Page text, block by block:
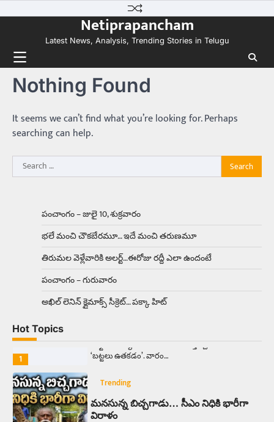
to
Netiprapancham
Latest News, Analysis, Trending Stories in Telugu
Nothing Found
It seems we can’t find what you’re looking for. Perhaps
searching can help.
Search
for:
పంచాంగం – జులై 10, శుక్రవారం
భలే మంచి చౌకబేరమూ… ఇదే మంచి తరుణమూ
తిరుమల వెళ్లేవారికి అలర్ట్‌…ఈరోజు రద్దీ ఎలా ఉందంటే
పంచాంగం – గురువారం
అఖిల్‌ లెనిన్ క్లైమాక్స్‌ సీక్రెట్‌… పక్కా హిట్‌
Hot Topics
కలను నిజం చేసిన కారు ఏదైనా ఉందంటే అది మారుతి
800. ఇప్పుడు…
4
Trending
ఏంది గురూ ఇంత అందంగా ఉన్నాడు…
అమ్మాయిలే కాదు అబ్బాయిలు సైతం
Balachander
అందమైన అమ్మాయిని పుత్తడి బొమ్మఅని లేదా బాపూ
బోమ్మ అని పిలుస్తాం. స్పెయిన్‌ అమ్మాయిలు చాలా
అందంగా ఉంటారనే నానుడి…
Balachander
ఉత్తర ప్రదేశ్‌లోని ఝాన్సీ జిల్లాలో ఒక వింతైన రోడ్డు
ప్రమాదం చోటుచేసుకుంది. ఝాన్సీ–కాన్పూర్ జాతీయ
రహదారిపై వేల సంఖ్యలో బీరు…
1
Trending
అక్కడ ఆదివారం బట్టలు ఉతికితే…జైలుకే
సాఫ్ట్‌వేర్ ఉద్యోగి వరకు అందరికీ గుర్తొచ్చే మొదటి పని
‘బట్టలు ఉతకడం’. వారం…
Trending
మనసున్న బిచ్చగాడు… సీఎం నిధికి భారీగా
విరాళం